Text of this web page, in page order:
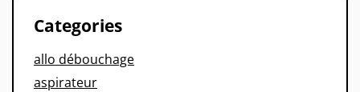
Categories
allo débouchage
aspirateur